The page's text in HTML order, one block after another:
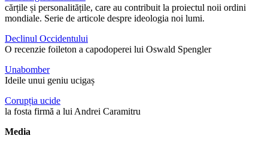
cărțile și personalitățile, care au contribuit la proiectul noii ordini
mondiale. Serie de articole despre ideologia noi lumi.
Declinul Occidentului
O recenzie foileton a capodoperei lui Oswald Spengler
Unabomber
Ideile unui geniu ucigaș
Corupția ucide
la fosta firmă a lui Andrei Caramitru
Media